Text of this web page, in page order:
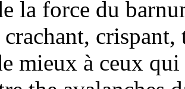
la force du
mieux à ceux